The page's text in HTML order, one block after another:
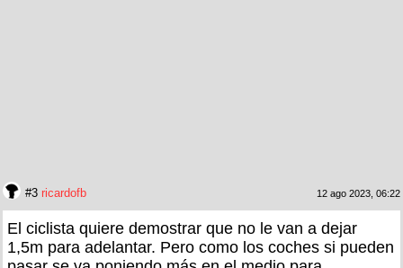
#3 ricardofb 12 ago 2023, 06:22
El ciclista quiere demostrar que no le van a dejar
1,5m para adelantar. Pero como los coches si pueden